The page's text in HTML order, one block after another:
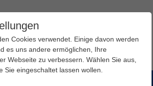
Cookies verwendet. Einige davon werden
es uns andere ermöglichen, Ihre
Webseite zu verbessern. Wählen Sie aus,
Sie eingeschaltet lassen wollen.